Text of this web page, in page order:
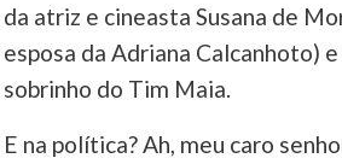
da atriz e cineasta Susana de
esposa da Adriana Calcanhoto)
sobrinho do Tim Maia.
E na política? Ah, meu caro